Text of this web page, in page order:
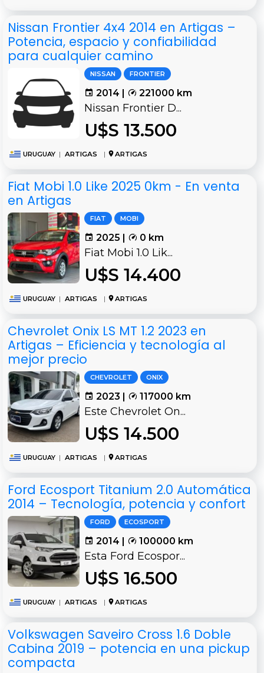
Nissan Frontier 4x4 2014 en Artigas –
Potencia, espacio y confiabilidad
para cualquier camino
NISSAN FRONTIER
2014 | 221000 km
Nissan Frontier D...
U$S 13.500
URUGUAY | ARTIGAS | ARTIGAS
Fiat Mobi 1.0 Like 2025 0km - En venta
en Artigas
FIAT MOBI
2025 | 0 km
Fiat Mobi 1.0 Lik...
U$S 14.400
URUGUAY | ARTIGAS | ARTIGAS
Chevrolet Onix LS MT 1.2 2023 en
Artigas – Eficiencia y tecnología al
mejor precio
CHEVROLET ONIX
2023 | 117000 km
Este Chevrolet On...
U$S 14.500
URUGUAY | ARTIGAS | ARTIGAS
Ford Ecosport Titanium 2.0 Automática
2014 – Tecnología, potencia y confort
FORD ECOSPORT
2014 | 100000 km
Esta Ford Ecospor...
U$S 16.500
URUGUAY | ARTIGAS | ARTIGAS
Volkswagen Saveiro Cross 1.6 Doble
Cabina 2019 – potencia en una pickup
compacta